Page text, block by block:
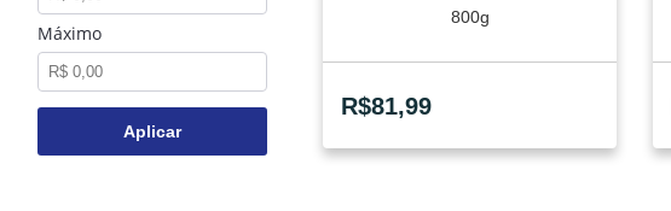
Máximo
Aplicar
800g
R$81,99